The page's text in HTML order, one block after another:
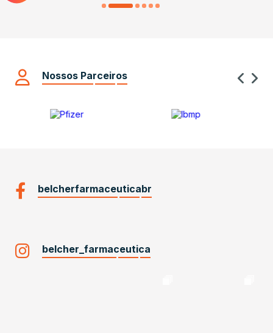
1 2 3 4 5 6
Nossos Parceiros
belcherfarmaceuticabr
belcher_farmaceutica